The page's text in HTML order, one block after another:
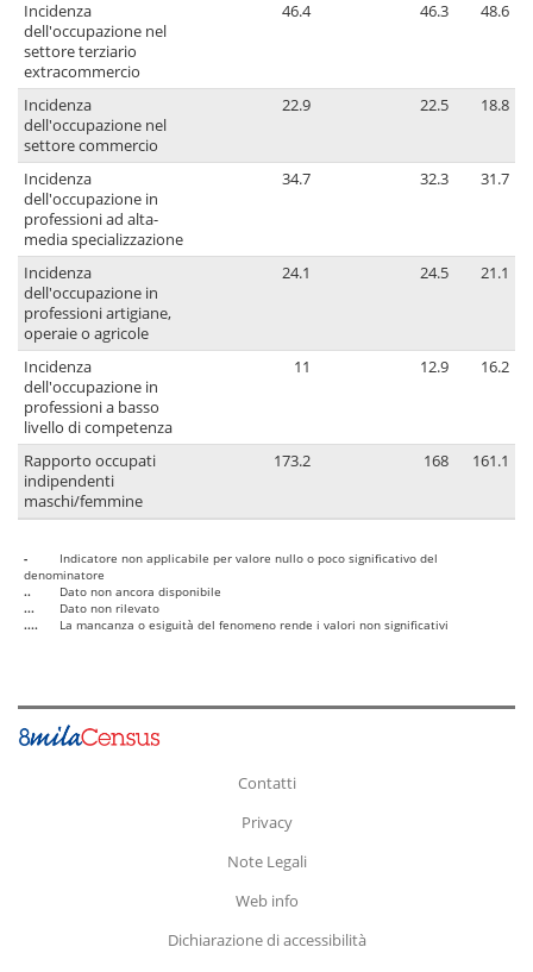
Incidenza
dell'occupazione nel
settore terziario
extracommercio
46.4 46.3 48.6
Incidenza
dell'occupazione nel
settore commercio
22.9 22.5 18.8
Incidenza
dell'occupazione in
professioni ad alta-
media specializzazione
34.7 32.3 31.7
Incidenza
dell'occupazione in
professioni artigiane,
operaie o agricole
24.1 24.5 21.1
Incidenza
dell'occupazione in
professioni a basso
livello di competenza
11 12.9 16.2
Rapporto occupati
indipendenti
maschi/femmine
173.2 168 161.1
-
Indicatore non applicabile per valore nullo o poco significativo del
denominatore
..
Dato non ancora disponibile
...
Dato non rilevato
....
La mancanza o esiguità del fenomeno rende i valori non significativi
Contatti
Privacy
Note Legali
Web info
Dichiarazione di accessibilità